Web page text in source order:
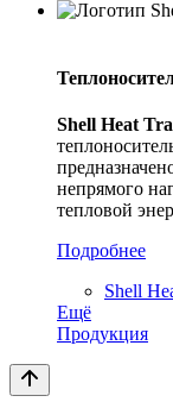
Shell Heat
непрямого
тепловой
Подробнее
Shell
Ещё
Продукция